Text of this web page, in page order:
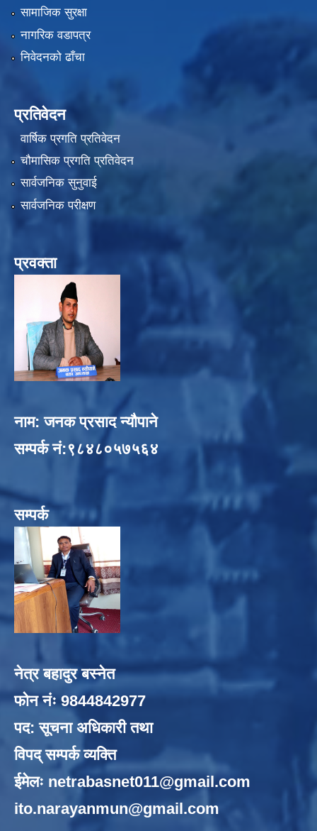
सामाजिक सुरक्षा
नागरिक वडापत्र
निवेदनको ढाँचा
प्रतिवेदन
वार्षिक प्रगति प्रतिवेदन
चौमासिक प्रगति प्रतिवेदन
सार्वजनिक सुनुवाई
सार्वजनिक परीक्षण
प्रवक्ता
नाम: जनक प्रसाद न्यौपाने
सम्पर्क नं:९८४८०५७५६४
सम्पर्क
नेत्र बहादुर बस्नेत
फोन नंः 9844842977
पद: सूचना अधिकारी तथा
विपद् सम्पर्क व्यक्ति
ईमेलः netrabasnet011@gmail.com
ito.narayanmun@gmail.com